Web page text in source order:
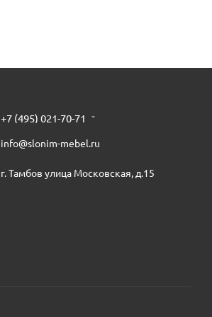
+7 (495) 021-70-71
info@slonim-mebel.ru
г. Тамбов улица Московская, д.15